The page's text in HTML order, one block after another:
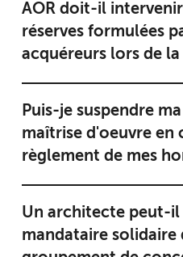
AOR doit-il
réserves formulées
acquéreurs lors de la
Puis-je suspendre
maîtrise d'oeuvre en
règlement de mes
Un architecte peut-il
mandataire solidaire